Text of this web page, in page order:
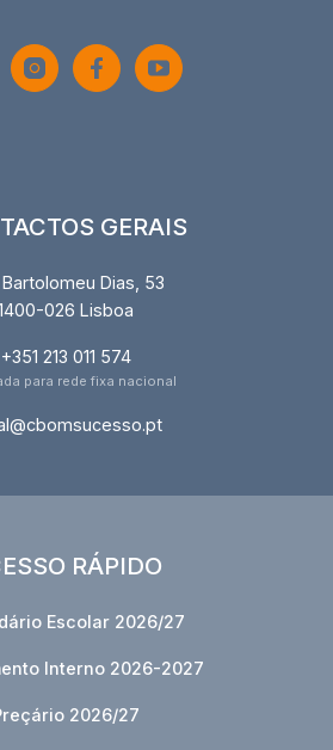
GERAIS
Bartolomeu Dias, 53
026 Lisboa
+351 213 011 574
para rede fixa nacional
RÁPIDO
Escolar 2026/27
Interno 2026-2027
2026/27